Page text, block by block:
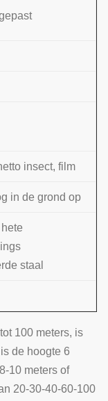
insect, film
in de grond op
staal
100 meters, is
de hoogte 6
10 meters of
20-30-40-60-100